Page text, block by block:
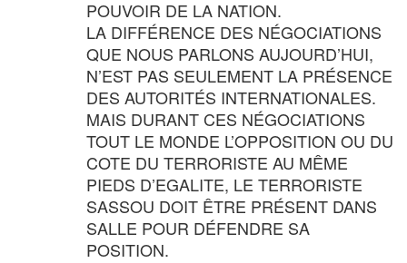
POUVOIR DE LA NATION.
LA DIFFÉRENCE DES NÉGOCIATIONS
QUE NOUS PARLONS AUJOURD’HUI,
N’EST PAS SEULEMENT LA PRÉSENCE
DES AUTORITÉS INTERNATIONALES.
MAIS DURANT CES NÉGOCIATIONS
TOUT LE MONDE L’OPPOSITION OU DU
COTE DU TERRORISTE AU MÊME
PIEDS D’EGALITE, LE TERRORISTE
SASSOU DOIT ÊTRE PRÉSENT DANS
SALLE POUR DÉFENDRE SA
POSITION.